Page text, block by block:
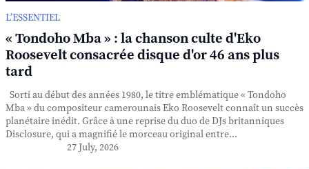
L’ESSENTIEL
« Tondoho Mba » : la chanson culte d'Eko
Roosevelt consacrée disque d'or 46 ans plus
tard
Sorti au début des années 1980, le titre emblématique « Tondoho
Mba » du compositeur camerounais Eko Roosevelt connaît un succès
planétaire inédit. Grâce à une reprise du duo de DJs britanniques
Disclosure, qui a magnifié le morceau original entre...
27 July, 2026